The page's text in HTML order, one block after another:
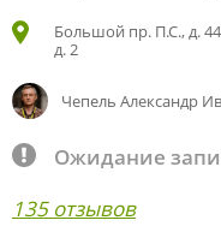
Большой пр. П.С., д.
д. 2
Чепель Александр
Ожидание
135 отзывов